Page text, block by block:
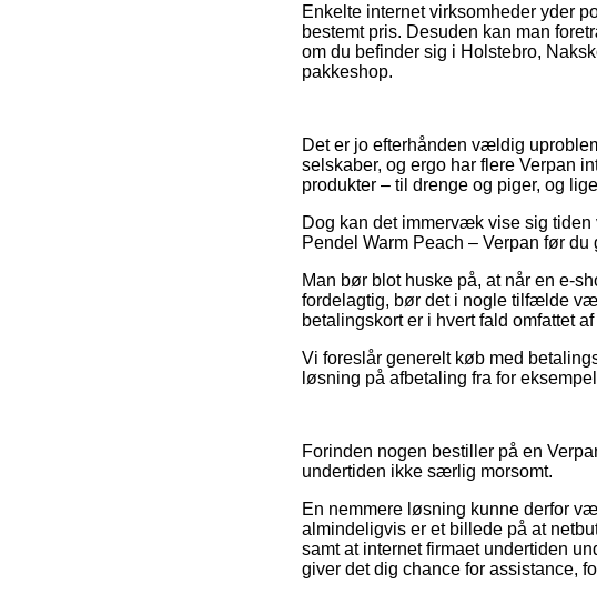
Enkelte internet virksomheder yder
bestemt pris. Desuden kan man
om du befinder sig i Holstebro,
pakkeshop.
Det er jo efterhånden vældig
selskaber, og ergo har flere Verpan
produkter – til drenge og piger, og
Dog kan det immervæk vise sig
Pendel Warm Peach – Verpan før
Man bør blot huske på, at når en e-
fordelagtig, bør det i nogle tilfælde
betalingskort er i hvert fald omfattet
Vi foreslår generelt køb med
løsning på afbetaling fra for
Forinden nogen bestiller på en
undertiden ikke særlig morsomt.
En nemmere løsning kunne derfor
almindeligvis er et billede på at
samt at internet firmaet undertiden
giver det dig chance for assistance,